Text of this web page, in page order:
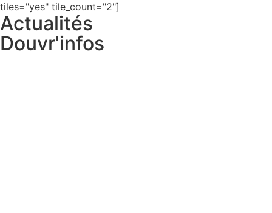
tiles="yes" tile_count="2"]
Actualités
Douvr'infos